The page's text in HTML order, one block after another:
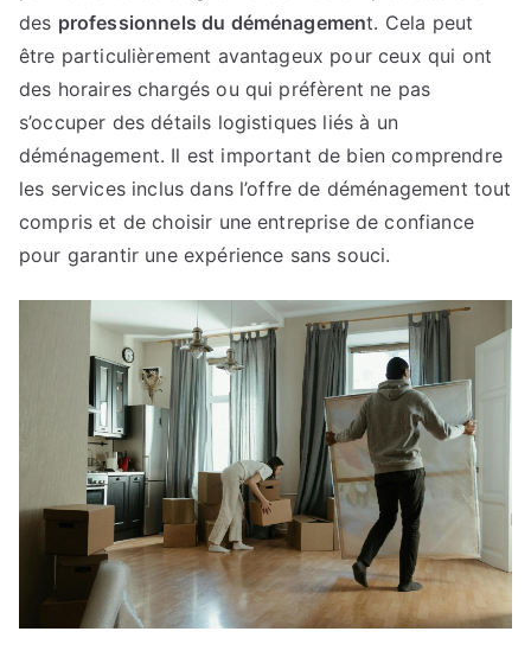
des professionnels du déménagement. Cela peut
être particulièrement avantageux pour ceux qui ont
des horaires chargés ou qui préfèrent ne pas
s’occuper des détails logistiques liés à un
déménagement. Il est important de bien comprendre
les services inclus dans l’offre de déménagement tout
compris et de choisir une entreprise de confiance
pour garantir une expérience sans souci.